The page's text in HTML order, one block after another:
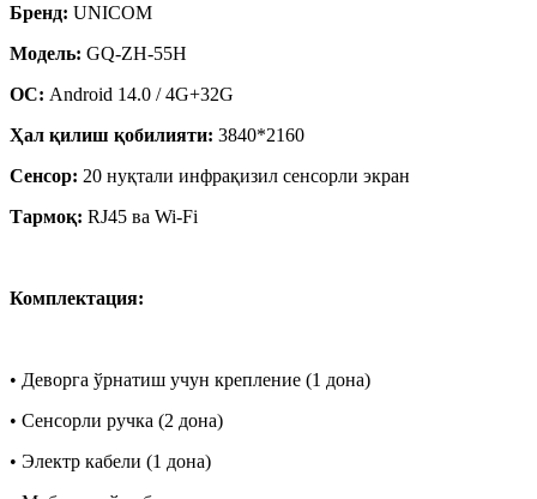
Бренд: UNICOM
Модель: GQ-ZH-55H
ОС: Android 14.0 / 4G+32G
Ҳал қилиш қобилияти: 3840*2160
Сенсор: 20 нуқтали инфрақизил сенсорли экран
Тармоқ: RJ45 ва Wi-Fi
Комплектация:
• Деворга ўрнатиш учун крепление (1 дона)
• Сенсорли ручка (2 дона)
• Электр кабели (1 дона)